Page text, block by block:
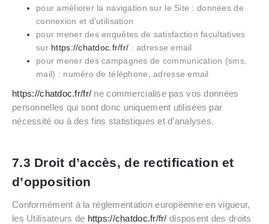
pour améliorer la navigation sur le Site : données de
connexion et d’utilisation
pour mener des enquêtes de satisfaction facultatives
sur https://chatdoc.fr/fr/ : adresse email
pour mener des campagnes de communication (sms,
mail) : numéro de téléphone, adresse email
https://chatdoc.fr/fr/ ne commercialise pas vos données
personnelles qui sont donc uniquement utilisées par
nécessité ou à des fins statistiques et d’analyses.
7.3 Droit d’accès, de rectification et
d’opposition
Conformément à la réglementation européenne en vigueur,
les Utilisateurs de https://chatdoc.fr/fr/ disposent des droits